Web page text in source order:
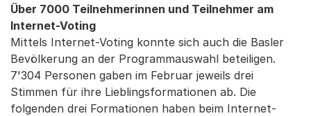
Über 7000 Teilnehmerinnen und Teilnehmer am
Internet-Voting
Mittels Internet-Voting konnte sich auch die Basler
Bevölkerung an der Programmauswahl beteiligen.
7'304 Personen gaben im Februar jeweils drei
Stimmen für ihre Lieblingsformationen ab. Die
folgenden drei Formationen haben beim Internet-